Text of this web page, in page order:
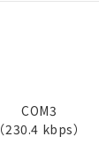
COM3
（230.4 kbps）